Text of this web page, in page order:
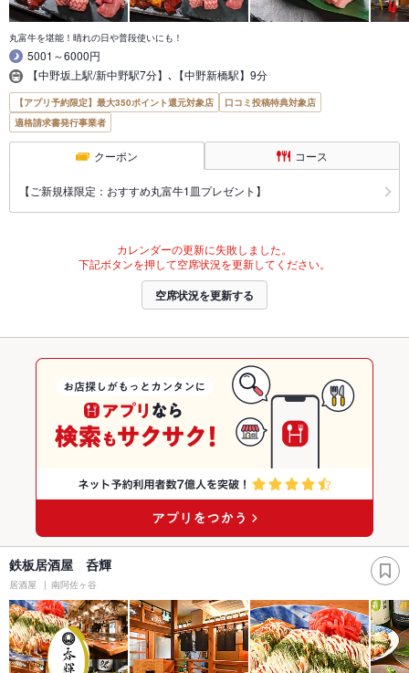
丸富牛を堪能！晴れの日や普段使いにも！
5001～6000円
【中野坂上駅/新中野駅7分】､【中野新橋駅】9分
【アプリ予約限定】最大350ポイント還元対象店
口コミ投稿特典対象店
適格請求書発行事業者
クーポン コース
【ご新規様限定：おすすめ丸富牛1皿プレゼント】
カレンダーの更新に失敗しました。
下記ボタンを押して空席状況を更新してください。
空席状況を更新する
鉄板居酒屋 呑輝
居酒屋 南阿佐ヶ谷